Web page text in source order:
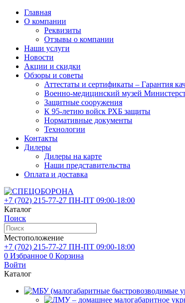
Главная
О компании
Реквизиты
Отзывы о компании
Наши услуги
Новости
Акции и скидки
Обзоры и советы
Аттестаты и сертификаты –
Военно-медицинский музей
Защитные сооружения
К 95-летию войск РХБ защиты
Нормативные документы
Технологии
Контакты
Дилеры
Дилеры на карте
Наши представительства
Оплата и доставка
+7 (702) 215-77-27 ПН-ПТ 09:00-18:00
Каталог
Поиск
Местоположение
+7 (702) 215-77-27 ПН-ПТ 09:00-18:00
0 Избранное 0 Корзина
Войти
Каталог